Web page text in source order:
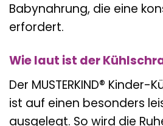
Babynahrung, die eine
erfordert.
Wie laut ist der
Der MUSTERKIND® Kinder-
ist auf einen besonders
ausgelegt. So wird die